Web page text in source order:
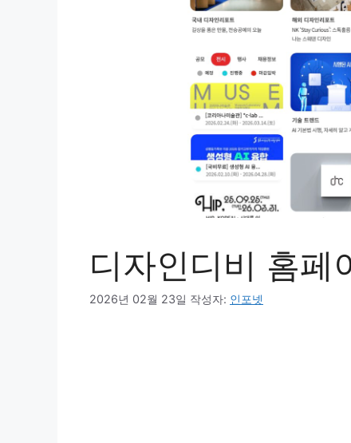
디자인디비 홈페
2026년 02월 23일 작성자: 인포넷